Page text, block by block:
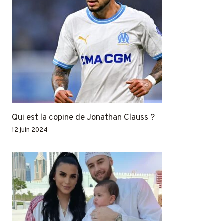
Qui est la copine de Jonathan Clauss ?
12 juin 2024